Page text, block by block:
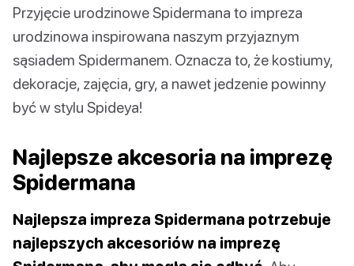
Przyjęcie urodzinowe Spidermana to impreza
urodzinowa inspirowana naszym przyjaznym
sąsiadem Spidermanem. Oznacza to, że kostiumy,
dekoracje, zajęcia, gry, a nawet jedzenie powinny
być w stylu Spideya!
Najlepsze akcesoria na imprezę
Spidermana
Najlepsza impreza Spidermana potrzebuje
najlepszych akcesoriów na imprezę